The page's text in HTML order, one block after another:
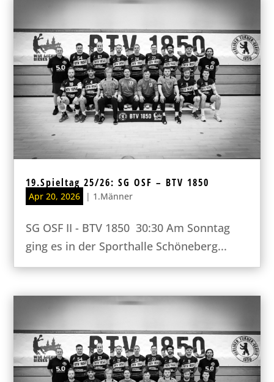
19.Spieltag 25/26: SG OSF – BTV 1850
Apr 20, 2026 | 1.Männer
SG OSF II - BTV 1850 30:30 Am Sonntag
ging es in der Sporthalle Schöneberg...